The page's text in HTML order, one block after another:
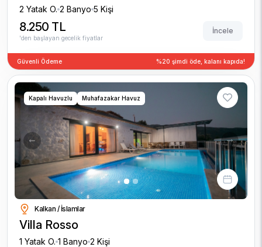
2 Yatak O. 2 Banyo 5 Kişi
8.250 TL
'den başlayan gecelik fiyatlar
İncele
Güvenli Ödeme %20 şimdi öde, kalanı kapıda!
Previous Next
Kapalı Havuzlu Muhafazakar Havuz
Kalkan / İslamlar
Villa Rosso
1 Yatak O. 1 Banyo 2 Kişi